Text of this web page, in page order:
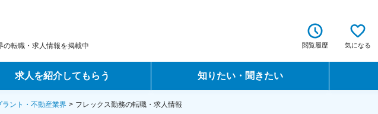
の転職・求人情報を掲載中 閲覧履歴 気になる
求人を紹介してもらう
ェントサービス
知りたい・聞きたい
転職ノウハウ
ラント・不動産業界 フレックス勤務の転職・求人情報